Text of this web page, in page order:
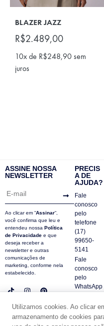
BLAZER JAZZ
R$2.489,00
10x de R$248,90 sem
juros
ASSINE NOSSA
NEWSLETTER
Ao clicar em “Assinar“,
você confirma que leu e
entendeu nossa Política
de Privacidade e que
deseja receber a
newsletter e outras
comunicações de
marketing, conforme nela
estabelecido.
PRECIS
A DE
AJUDA?
Fale
conosco
pelo
telefone
(17)
99650-
5141
Fale
conosco
pelo
WhatsApp
FAQ
Utilizamos cookies. Ao clicar
armazenamento de cookies